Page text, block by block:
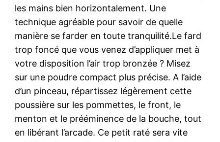
les mains bien horizontalement. Une
technique agréable pour savoir de quelle
manière se farder en toute tranquilité.Le fard
trop foncé que vous venez d’appliquer met à
votre disposition l’air trop bronzée ? Misez
sur une poudre compact plus précise. A l’aide
d’un pinceau, répartissez légèrement cette
poussière sur les pommettes, le front, le
menton et le prééminence de la bouche, tout
en libérant l’arcade. Ce petit raté sera vite